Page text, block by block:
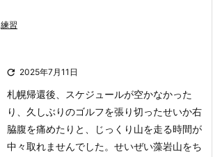
練習
 2025年7月11日
札幌帰還後、スケジュールが空かなかった
り、久しぶりのゴルフを張り切ったせいか右
脇腹を痛めたりと、じっくり山を走る時間が
中々取れませんでした。せいぜい藻岩山をち